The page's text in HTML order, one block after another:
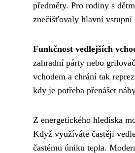
předměty. Pro rodiny s
znečišťovaly hlavní vstupní
Funkčnost vedlejších
zahradní párty nebo
vchodem a chrání tak
kdy je potřeba přenášet
Z energetického hlediska
Když využíváte častěji
častému úniku tepla.